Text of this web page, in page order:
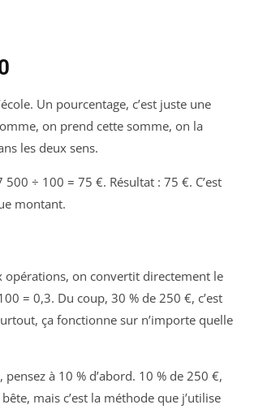
Un pourcentage, c’est juste une
on prend cette somme, on la
les deux sens.
÷ 100 = 75 €. Résultat : 75 €. C’est
montant.
opérations, on convertit directement le
= 0,3. Du coup, 30 % de 250 €, c’est
ça fonctionne sur n’importe quelle
à 10 % d’abord. 10 % de 250 €,
mais c’est la méthode que j’utilise